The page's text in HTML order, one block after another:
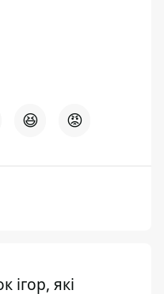
😆 😡
ігор, які